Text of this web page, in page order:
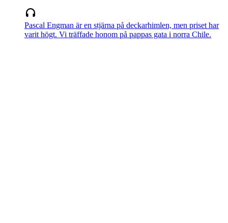
Pascal Engman är en stjärna på deckarhimlen, men priset har
varit högt. Vi träffade honom på pappas gata i norra Chile.